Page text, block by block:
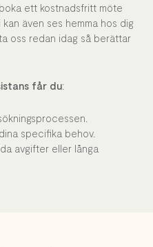
ett kostnadsfritt möte
även ses hemma hos dig
oss redan idag så berättar
får du:
specifika behov.
avgifter eller långa